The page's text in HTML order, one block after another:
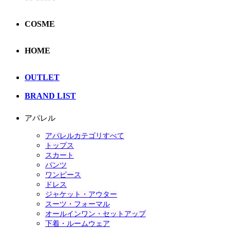
COSME
HOME
OUTLET
BRAND LIST
アパレル
アパレルカテゴリすべて
トップス
スカート
パンツ
ワンピース
ドレス
ジャケット・アウター
スーツ・フォーマル
オールインワン・セットアップ
下着・ルームウェア